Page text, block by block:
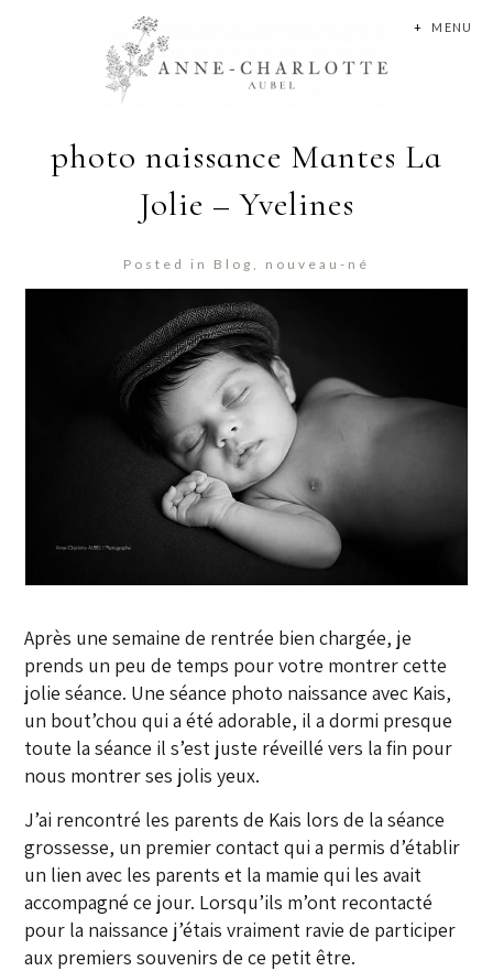
MENU
+
photo naissance Mantes La
Jolie – Yvelines
Posted in Blog , nouveau-né
Après une semaine de rentrée bien chargée, je
prends un peu de temps pour votre montrer cette
jolie séance. Une séance photo naissance avec Kais,
un bout’chou qui a été adorable, il a dormi presque
toute la séance il s’est juste réveillé vers la fin pour
nous montrer ses jolis yeux.
J’ai rencontré les parents de Kais lors de la séance
grossesse, un premier contact qui a permis d’établir
un lien avec les parents et la mamie qui les avait
accompagné ce jour. Lorsqu’ils m’ont recontacté
pour la naissance j’étais vraiment ravie de participer
aux premiers souvenirs de ce petit être.